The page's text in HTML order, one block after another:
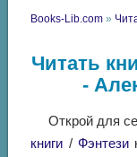
Books-Lib.com »
Читать
-
Открой для
книги / Фэнтези